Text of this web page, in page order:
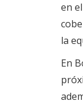
en
la
En